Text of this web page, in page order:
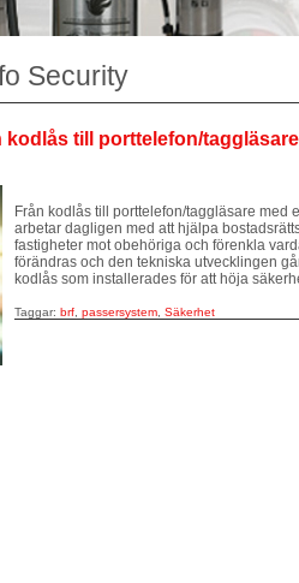
Security
kodlås till porttelefon/taggläsare
Från kodlås till porttelefon/taggläsare med
arbetar dagligen med att hjälpa
fastigheter mot obehöriga och förenkla
förändras och den tekniska utvecklingen
kodlås som installerades för att höja
Taggar: brf passersystem Säkerhet